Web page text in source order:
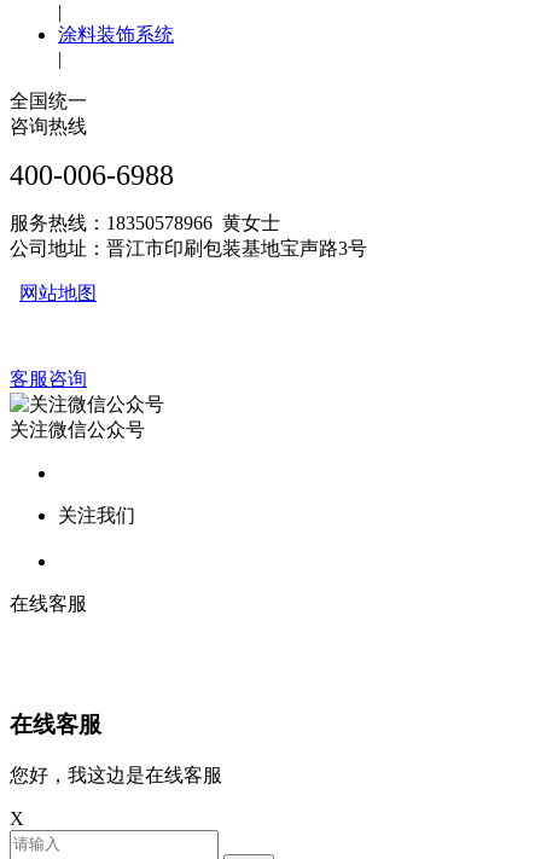
|
涂料装饰系统
|
全国统一
咨询热线
400-006-6988
服务热线：18350578966 黄女士
公司地址：晋江市印刷包装基地宝声路3号
网站地图
客服咨询
关注微信公众号
关注我们
在线客服
在线客服
您好，我这边是在线客服
X